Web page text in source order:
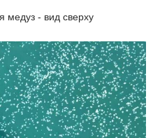
медуз - вид сверху